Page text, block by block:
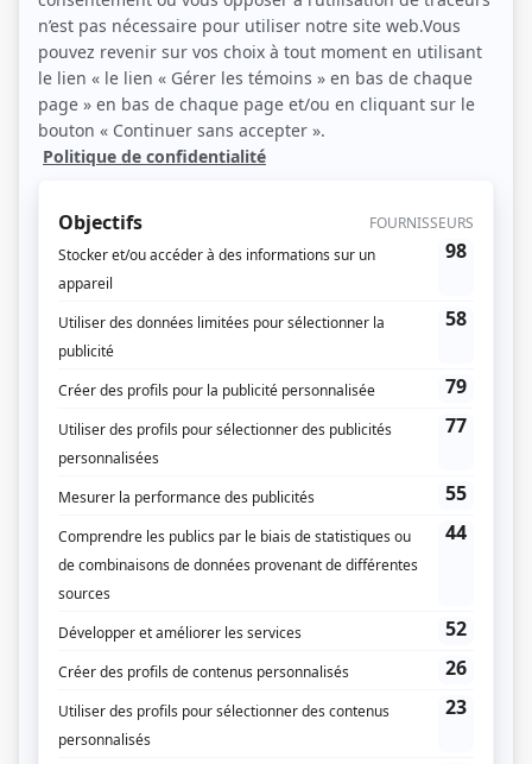
Émile Genest et Nicole Filion (Photo: Radio-Canada)
À La Dauversière, Grégoire et Irène Damphousse n'ont d'autre souci que de
profiter pleinement de leur retraite, de leur nouvelle maison et de l'important
pécule qu'ils ont amassé. Mais ce «paradis terrestre» masque une autre
cette jolie banlieue. Heureusement, on sait aussi y faire preuve de
dévouement et de générosité. Autour des Damphousse gravitent des
un homme d'affaires très pris par son travail, ce que déplore sa femme
tristesse et son ennui. Une autre famille, les Masson, de condition plus
modeste, envie l'aisance financière des Damphousse et doit affronter les
(Source: Répertoire des séries, feuilletons et téléromans québécois, Jean-Yves
Croteau, Pierre Véronneau, Les Publications du Québec)
Genre
Téléroman
Réalisation